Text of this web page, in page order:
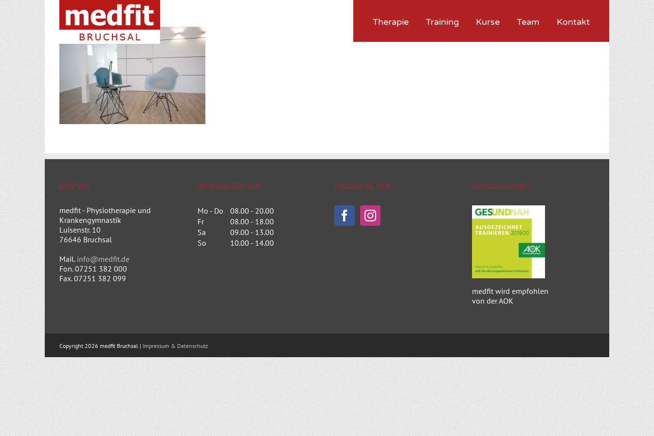
Therapie Training Kurse Team Kontakt
KONTAKT
medfit - Physiotherapie und
Krankengymnastik
Luisenstr. 10
76646 Bruchsal
Mail. info@medfit.de
Fon. 07251 382 000
Fax. 07251 382 099
ÖFFNUNGSZEITEN
Mo - Do
08.00 - 20.00
Fr
08.00 - 18.00
Sa
09.00 - 13.00
So
10.00 - 14.00
FOLGEN SIE UNS AUSGEZEICHNET
medfit wird empfohlen
von der AOK
Copyright 2026 medfit Bruchsal | Impressum & Datenschutz